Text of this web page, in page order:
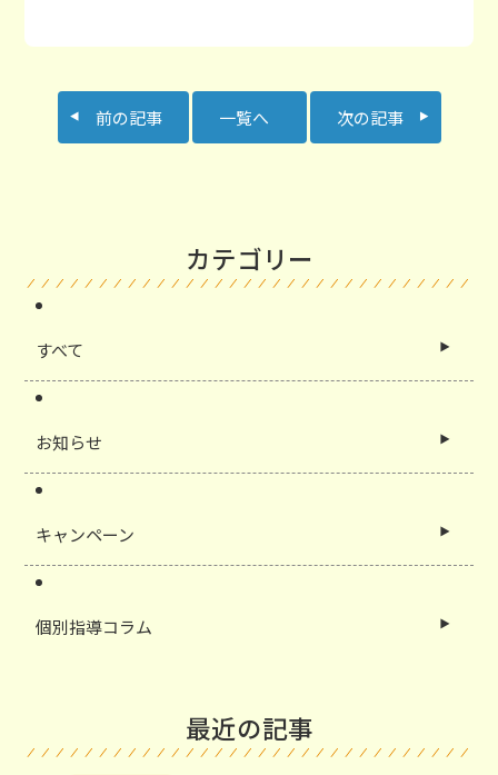
前の記事 一覧へ 次の記事
カテゴリー
すべて
お知らせ
キャンペーン
個別指導コラム
最近の記事